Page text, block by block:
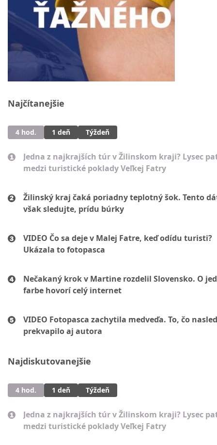
Najčítanejšie
4 hod. 1 deň Týždeň
Jedna z najkrajších túr v Žilinskom kraji? Lysec
medzi turistické poklady Veľkej Fatry
Žilinský kraj čaká poriadny teplotný šok. Tento
však sledujte, prídu búrky
VIDEO Čo sa deje v Malej Fatre, keď odídu turisti?
Ukázala to fotopasca
Nečakaný krok v Martine rozdelil Slovensko. O
farbe hovorí celý internet
VIDEO Fotopasca zachytila medveďa. To, čo
prekvapilo aj autora
Najdiskutovanejšie
4 hod. 1 deň Týždeň
Jedna z najkrajších túr v Žilinskom kraji? Lysec
medzi turistické poklady Veľkej Fatry